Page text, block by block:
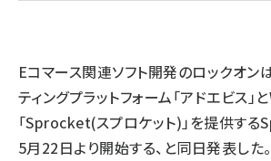
Eコマース関連ソフト開発のロックオン
ティングプラットフォーム「アドエビス
「Sprocket(スプロケット)」を提供す
5月22日より開始する、と同日発表した